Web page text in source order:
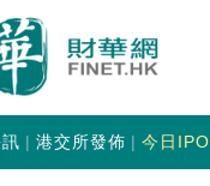
港交所發佈 今日IPO